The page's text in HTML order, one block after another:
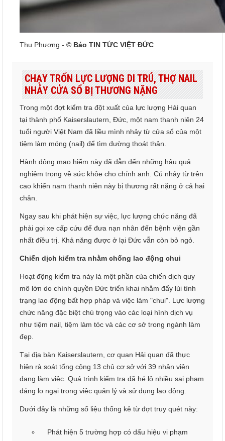
Thu Phương -© Báo TIN TỨC VIỆT ĐỨC
CHẠY TRỐN LỰC LƯỢNG DI TRÚ, THỢ NAIL
NHẢY CỬA SỔ BỊ THƯƠNG NẶNG
Trong một đợt kiểm tra đột xuất của lực lượng Hải quan
tại thành phố Kaiserslautern, Đức, một nam thanh niên 24
tuổi người Việt Nam đã liều mình nhảy từ cửa sổ của một
tiệm làm móng (nail) để tìm đường thoát thân.
Hành động mạo hiểm này đã dẫn đến những hậu quả
nghiêm trọng về sức khỏe cho chính anh. Cú nhảy từ trên
cao khiến nam thanh niên này bị thương rất nặng ở cả hai
chân.
Ngay sau khi phát hiện sự việc, lực lượng chức năng đã
phải gọi xe cấp cứu để đưa nạn nhân đến bệnh viện gần
nhất điều trị. Khả năng được ở lại Đức vẫn còn bỏ ngỏ.
Chiến dịch kiểm tra nhằm chống lao động chui
Hoạt động kiểm tra này là một phần của chiến dịch quy
mô lớn do chính quyền Đức triển khai nhằm đẩy lùi tình
trạng lao động bất hợp pháp và việc làm "chui". Lực lượng
chức năng đặc biệt chú trọng vào các loại hình dịch vụ
như tiệm nail, tiệm làm tóc và các cơ sở trong ngành làm
đẹp.
Tại địa bàn Kaiserslautern, cơ quan Hải quan đã thực
hiện rà soát tổng cộng 13 chủ cơ sở với 39 nhân viên
đang làm việc. Quá trình kiểm tra đã hé lộ nhiều sai phạm
đáng lo ngại trong việc quản lý và sử dụng lao động.
Dưới đây là những số liệu thống kê từ đợt truy quét này:
Phát hiện 5 trường hợp có dấu hiệu vi phạm